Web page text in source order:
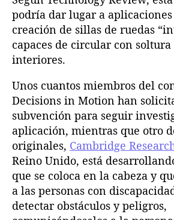
podría dar lugar a
creación de sillas de ruedas
capaces de circular con soltura
interiores.
Unos cuantos miembros del
Decisions in Motion han
subvención para seguir
aplicación, mientras que otro
originales, Cambridge
Reino Unido, está
que se coloca en la cabeza y
a las personas con
detectar obstáculos y peligros,